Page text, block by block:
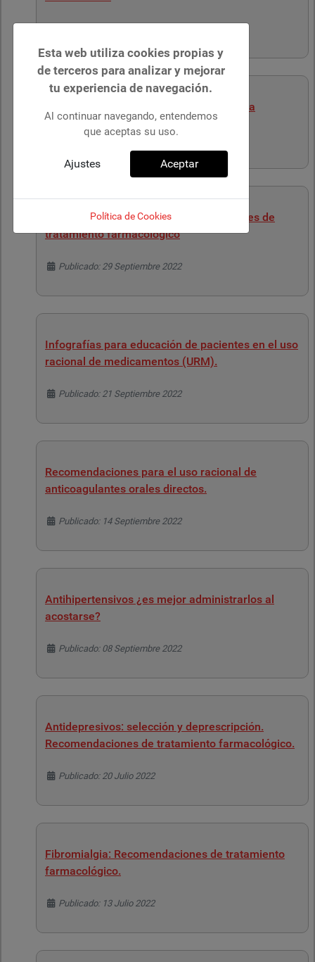
Tratamiento farmacológico de la migraña
Publicado: 07 Octubre 2022
Diabetes mellitus tipo 2: recomendaciones de
tratamiento farmacológico
Detalles
Publicado: 29 Septiembre 2022
Infografías para educación de pacientes en el uso
racional de medicamentos (URM).
Detalles
Publicado: 21 Septiembre 2022
Recomendaciones para el uso racional de
anticoagulantes orales directos.
Detalles
Publicado: 14 Septiembre 2022
Antihipertensivos ¿es mejor administrarlos al
acostarse?
Detalles
Publicado: 08 Septiembre 2022
Antidepresivos: selección y deprescripción.
Recomendaciones de tratamiento farmacológico.
Detalles
Publicado: 20 Julio 2022
Fibromialgia: Recomendaciones de tratamiento
farmacológico.
Detalles
Publicado: 13 Julio 2022
Esta web utiliza cookies propias y
de terceros para analizar y mejorar
tu experiencia de navegación.
Al continuar navegando, entendemos
que aceptas su uso.
Ajustes Aceptar
Política de Cookies